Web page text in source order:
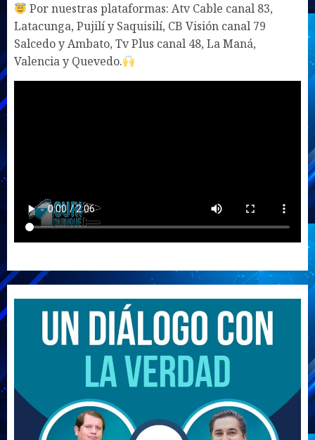
Por nuestras plataformas: Atv Cable canal 83,
Latacunga, Pujilí y Saquisilí, CB Visión canal 79
Salcedo y Ambato, Tv Plus canal 48, La Maná,
Valencia y Quevedo.